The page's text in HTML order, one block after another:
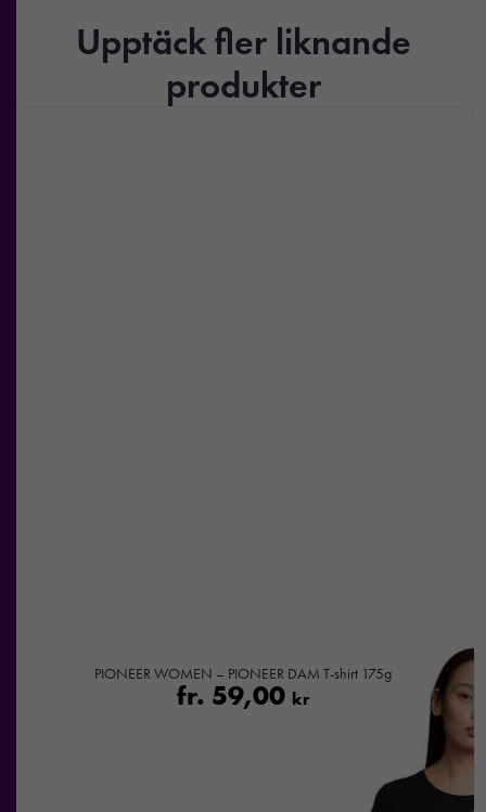
Upptäck fler liknande
produkter
PIONEER WOMEN – PIONEER DAM T-shirt 175g
fr. 59,00 kr